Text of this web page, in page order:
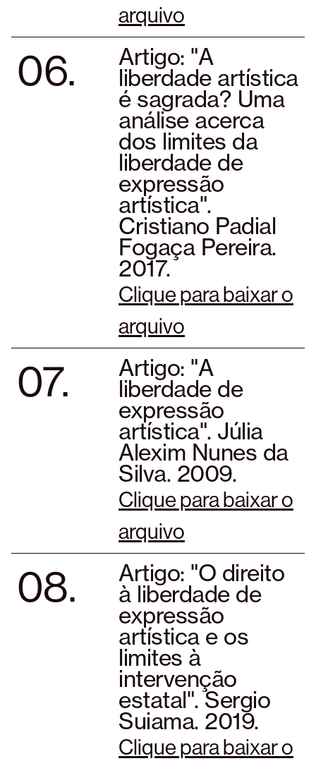
arquivo
06. Artigo: "A
liberdade artística
é sagrada? Uma
análise acerca
dos limites da
liberdade de
expressão
artística".
Cristiano Padial
Fogaça Pereira.
2017.
Clique para baixar o
arquivo
07. Artigo: "A
liberdade de
expressão
artística". Júlia
Alexim Nunes da
Silva. 2009.
Clique para baixar o
arquivo
08. Artigo: "O direito
à liberdade de
expressão
artística e os
limites à
intervenção
estatal". Sergio
Suiama. 2019.
Clique para baixar o